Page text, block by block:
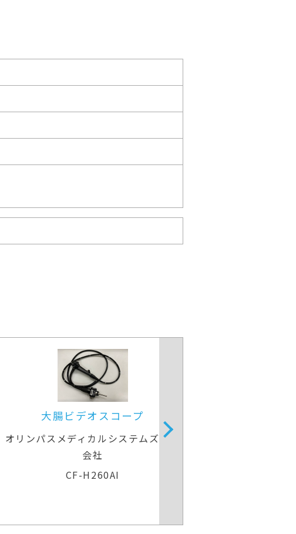
式
大腸ビデオスコープ
オリンパスメディカルシステムズ株式
CF-H290I